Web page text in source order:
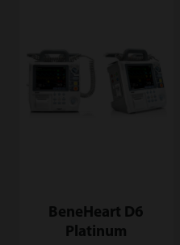
BeneHeart D6
Platinum